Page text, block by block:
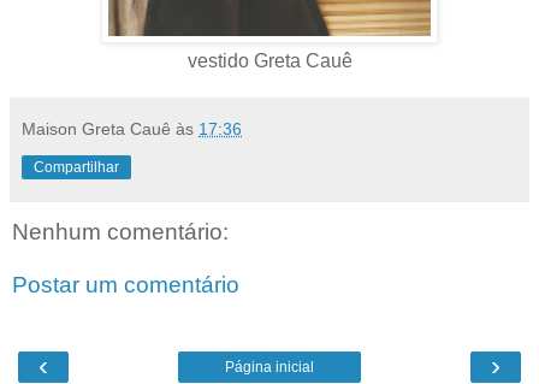
vestido Greta Cauê
Maison Greta Cauê às 17:36
Compartilhar
Nenhum comentário:
Postar um comentário
‹ ›
Página inicial